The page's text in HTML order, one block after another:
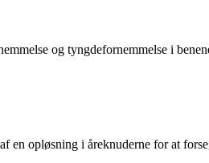
og tyngdefornemmelse i
en opløsning i åreknuderne for at